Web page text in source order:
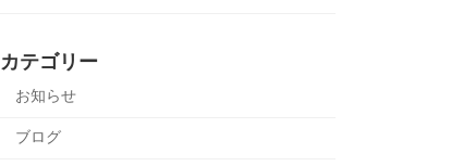
カテゴリー
お知らせ
ブログ